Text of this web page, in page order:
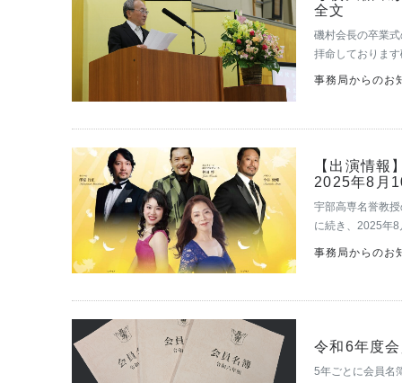
全文
磯村会長の卒業
拝命しておりま
ていただきます
事務局からのお
【出演情報
2025年8月
宇部高専名誉教
に続き、2025年
になりました。
事務局からのお
令和6年度
5年ごとに会員名